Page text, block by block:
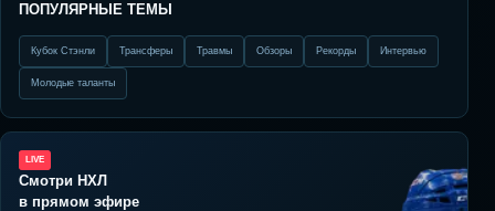
ПОПУЛЯРНЫЕ ТЕМЫ
Кубок Стэнли Трансферы Травмы Обзоры Рекорды Интервью
Молодые таланты
LIVE
Смотри НХЛ
в прямом эфире